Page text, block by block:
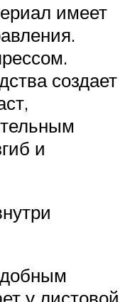
имеет
создает
и